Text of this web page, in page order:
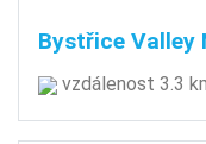
Bystřice Valley
vzdálenost 3.3